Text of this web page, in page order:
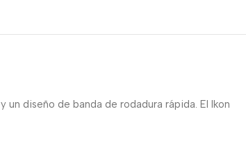
diseño de banda de rodadura rápida. El Ikon